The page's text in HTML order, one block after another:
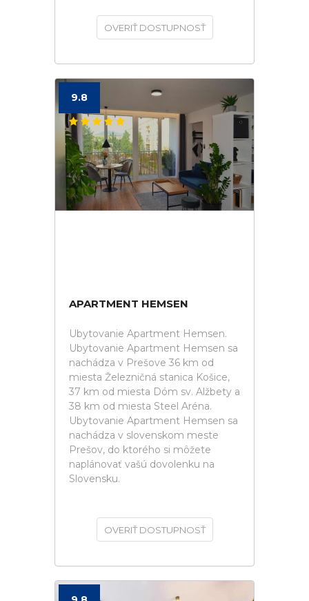
OVERIŤ DOSTUPNOSŤ
9.8
APARTMENT HEMSEN
Ubytovanie Apartment Hemsen.
Ubytovanie Apartment Hemsen sa
nachádza v Prešove 36 km od
miesta Železničná stanica Košice,
37 km od miesta Dóm sv. Alžbety a
38 km od miesta Steel Aréna.
Ubytovanie Apartment Hemsen sa
nachádza v slovenskom meste
Prešov, do ktorého si môžete
naplánovať vašú dovolenku na
Slovensku.
OVERIŤ DOSTUPNOSŤ